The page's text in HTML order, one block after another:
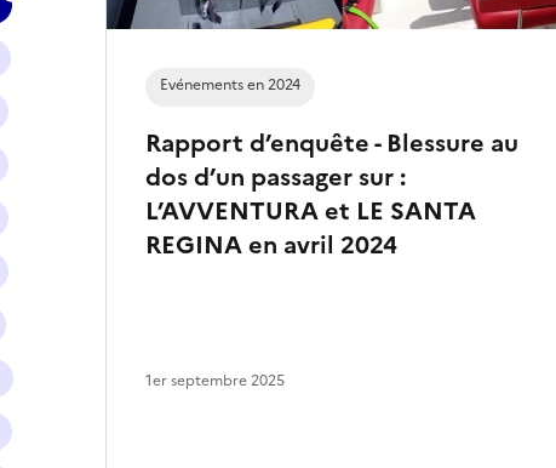
Rapport d’enquête - Blessure au
dos d’un passager sur :
L’AVVENTURA et LE SANTA
REGINA en avril 2024
Evénements en 2024
1er septembre 2025